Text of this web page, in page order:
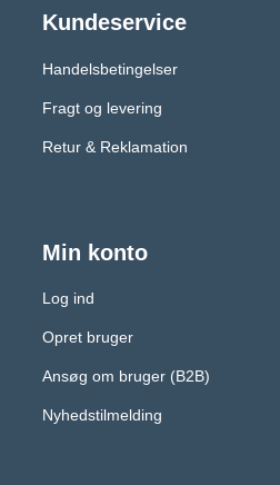
Kundeservice
Handelsbetingelser
Fragt og levering
Retur & Reklamation
Min konto
Log ind
Opret bruger
Ansøg om bruger (B2B)
Nyhedstilmelding